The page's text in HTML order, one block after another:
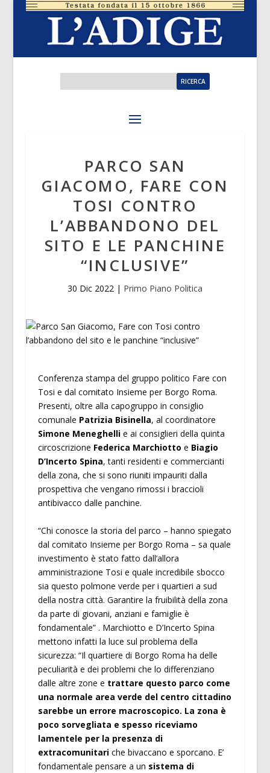
PARCO SAN
GIACOMO, FARE CON
TOSI CONTRO
L’ABBANDONO DEL
SITO E LE PANCHINE
“INCLUSIVE”
30 Dic 2022| Primo Piano Politica
Conferenza stampa del gruppo politico Fare con
Tosi e dal comitato Insieme per Borgo Roma.
Presenti, oltre alla capogruppo in consiglio
comunale Patrizia Bisinella, al coordinatore
Simone Meneghellie ai consiglieri della quinta
circoscrizione Federica Marchiotto e Biagio
D’Incerto Spina, tanti residenti e commercianti
della zona, che si sono riuniti impauriti dalla
prospettiva che vengano rimossi i braccioli
antibivacco dalle panchine.
“Chi conosce la storia del parco – hanno spiegato
dal comitato Insieme per Borgo Roma – sa quale
investimento è stato fatto dall’allora
amministrazione Tosi e quale incredibile sbocco
sia questo polmone verde per i quartieri a sud
della nostra città. Garantire la fruibilità della zona
da parte di giovani, anziani e famiglie è
fondamentale” . Marchiotto e D’Incerto Spina
mettono infatti la luce sul problema della
sicurezza: “Il quartiere di Borgo Roma ha delle
peculiarità e dei problemi che lo differenziano
dalle altre zone e trattare questo parco come
una normale area verde del centro cittadino
sarebbe un errore macroscopico. La zona è
poco sorvegliata e spesso riceviamo
lamentele per la presenza di
extracomunitariche bivaccano e sporcano. E’
fondamentale pensare a un sistema di